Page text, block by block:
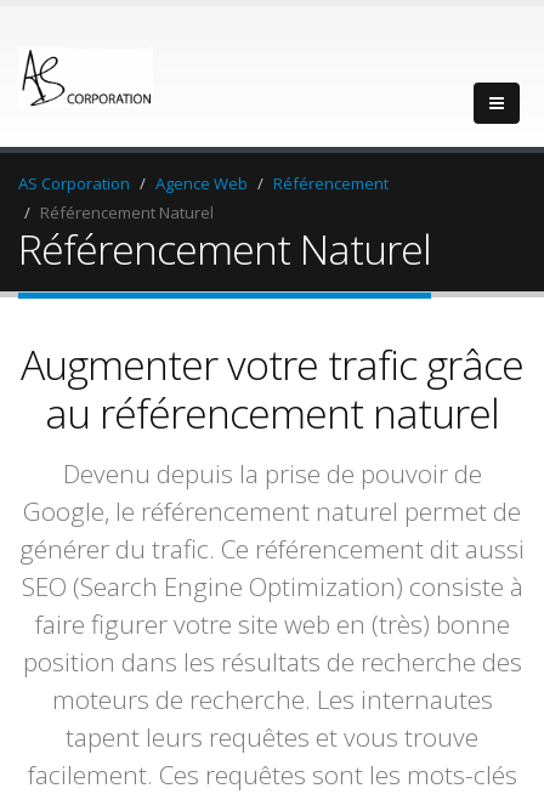
AS Corporation Agence Web
Référencement
Référencement Naturel
Référencement Naturel
Augmenter votre trafic grâce
au référencement naturel
Devenu depuis la prise de pouvoir de
Google, le référencement naturel permet de
générer du trafic. Ce référencement dit aussi
SEO (Search Engine Optimization) consiste à
faire figurer votre site web en (très) bonne
position dans les résultats de recherche des
moteurs de recherche. Les internautes
tapent leurs requêtes et vous trouve
facilement. Ces requêtes sont les mots-clés